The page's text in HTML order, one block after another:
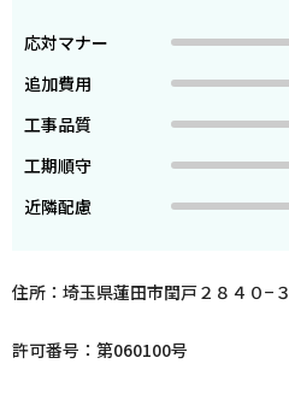
応対マナー
追加費用
工事品質
工期順守
近隣配慮
住所：埼玉県蓮田市閏戸２８４０−３
許可番号：第060100号